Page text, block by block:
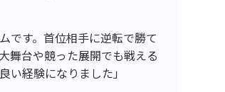
です。首位相手に逆転で勝て
舞台や競った展開でも戦える
い経験になりました」